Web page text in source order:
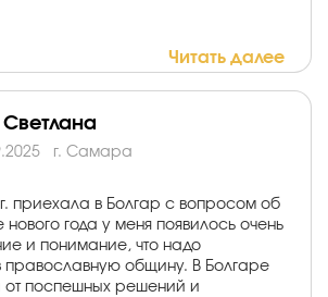
Читать далее
г. Самара
приехала в Болгар с вопросом об
года у меня появилось очень
и понимание, что надо
православную общину. В Болгаре
от поспешных решений и